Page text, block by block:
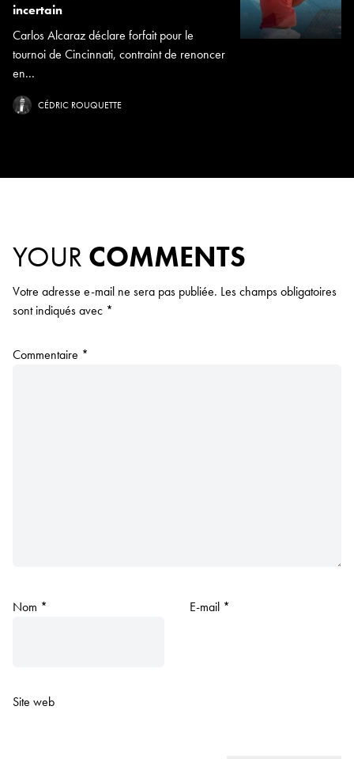
incertain
Carlos Alcaraz déclare forfait pour le
tournoi de Cincinnati, contraint de renoncer
en...
CÉDRIC ROUQUETTE
YOUR COMMENTS
Votre adresse e-mail ne sera pas publiée. Les champs obligatoires
sont indiqués avec *
Commentaire *
Nom * E-mail *
Site web